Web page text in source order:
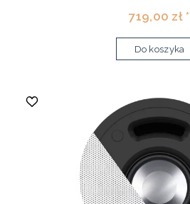
719,00 zł *
Do koszyka